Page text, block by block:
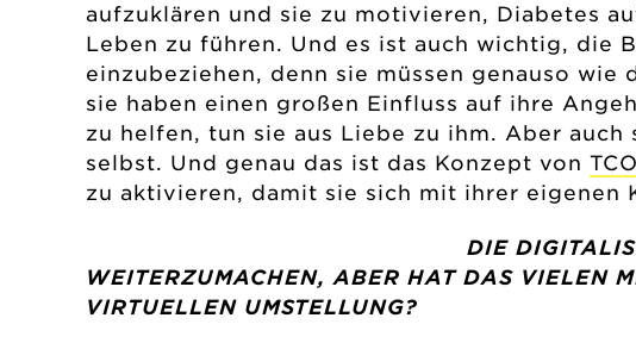
aufzuklären und sie zu motivieren, Diabetes
Leben zu führen. Und es ist auch wichtig, die
einzubeziehen, denn sie müssen genauso
sie haben einen großen Einfluss auf ihre
zu helfen, tun sie aus Liebe zu ihm. Aber
selbst. Und genau das ist das Konzept von
zu aktivieren, damit sie sich mit ihrer eigenen
DIE
WEITERZUMACHEN, ABER HAT DAS VIELEN
VIRTUELLEN UMSTELLUNG?